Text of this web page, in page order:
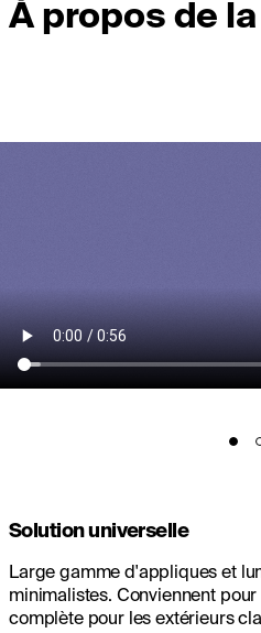
À propos de
Solution universelle
Large gamme d'appliques et
minimalistes. Conviennent
complète pour les extérieurs